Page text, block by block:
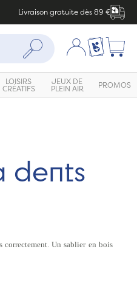
Livraison gratuite dès 89 €
Rechercher Mon compte
Ma liste
LOISIRS
CRÉATIFS
JEUX DE
PLEIN AIR PROMOS
dents
correctement.Un sablier en bois